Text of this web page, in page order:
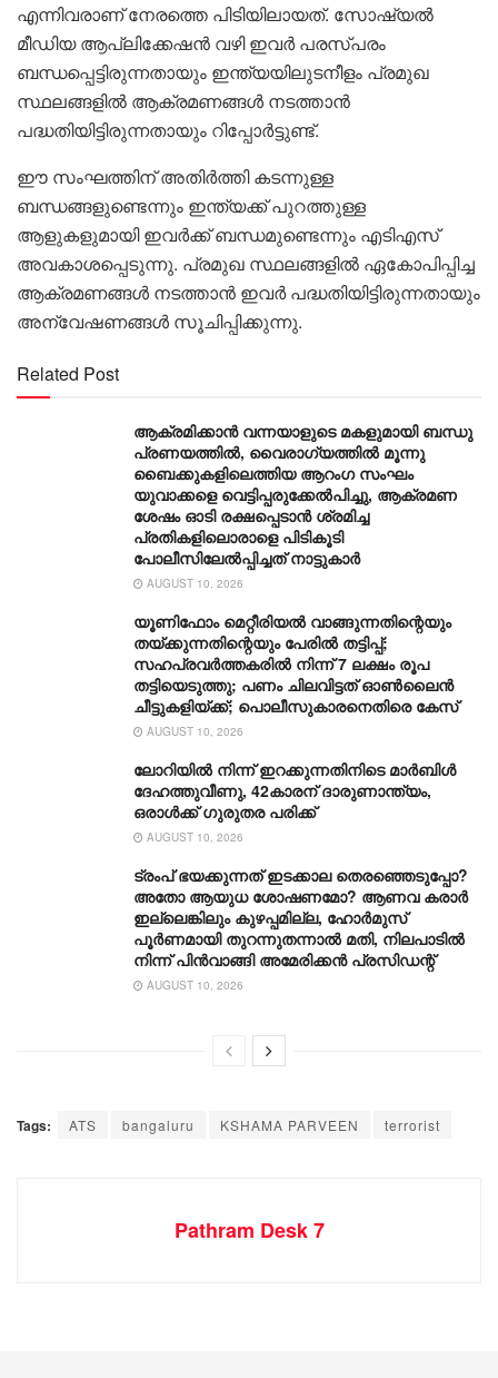
എന്നിവരാണ് നേരത്തെ പിടിയിലായത്. സോഷ്യൽ
മീഡിയ ആപ്ലിക്കേഷൻ വഴി ഇവർ പരസ്പരം
ബന്ധപ്പെട്ടിരുന്നതായും ഇന്ത്യയിലുടനീളം പ്രമുഖ
സ്ഥലങ്ങളിൽ ആക്രമണങ്ങൾ നടത്താൻ
പദ്ധതിയിട്ടിരുന്നതായും റിപ്പോർട്ടുണ്ട്.
ഈ സംഘത്തിന് അതിർത്തി കടന്നുള്ള
ബന്ധങ്ങളുണ്ടെന്നും ഇന്ത്യക്ക് പുറത്തുള്ള
ആളുകളുമായി ഇവർക്ക് ബന്ധമുണ്ടെന്നും എടിഎസ്
അവകാശപ്പെടുന്നു. പ്രമുഖ സ്ഥലങ്ങളിൽ ഏകോപിപ്പിച്ച
ആക്രമണങ്ങൾ നടത്താൻ ഇവർ പദ്ധതിയിട്ടിരുന്നതായും
അന്വേഷണങ്ങൾ സൂചിപ്പിക്കുന്നു.
Related Post
ആക്രമിക്കാൻ വന്നയാളുടെ മകളുമായി ബന്ധു
പ്രണയത്തിൽ, വൈരാ​ഗ്യത്തിൽ മൂന്നു
ബൈക്കുകളിലെത്തിയ ആറം​ഗ സംഘം
യുവാക്കളെ വെട്ടിപ്പരുക്കേൽപിച്ചു, ആക്രമണ
ശേഷം ഓടി രക്ഷപ്പെടാൻ ശ്രമിച്ച
പ്രതികളിലൊരാളെ പിടികൂടി
പോലീസിലേൽപ്പിച്ചത് നാട്ടുകാർ
AUGUST 10, 2026
യൂണിഫോം മെറ്റീരിയൽ വാങ്ങുന്നതിന്റെയും
തയ്ക്കുന്നതിന്റെയും പേരിൽ തട്ടിപ്പ്;
സഹപ്രവർത്തകരിൽ നിന്ന് 7 ലക്ഷം രൂപ
തട്ടിയെടുത്തു; പണം ചിലവിട്ടത് ഓൺലൈൻ
ചീട്ടുകളിയ്ക്ക്; പൊലീസുകാരനെതിരെ കേസ്
AUGUST 10, 2026
ലോറിയിൽ നിന്ന് ഇറക്കുന്നതിനിടെ മാർബിൾ
ദേഹത്തുവീണു, 42കാരന് ദാരുണാന്ത്യം,
ഒരാള്‍ക്ക് ഗുരുതര പരിക്ക്
AUGUST 10, 2026
ട്രംപ് ഭയക്കുന്നത് ഇടക്കാല തെരഞ്ഞെടുപ്പോ?
അതോ ആയുധ ശോഷണമോ? ആണവ കരാർ
ഇല്ലെങ്കിലും കുഴപ്പമില്ല, ഹോർമുസ്
പൂർണമായി തുറന്നുതന്നാൽ മതി, നിലപാടിൽ
നിന്ന് പിൻവാങ്ങി അമേരിക്കൻ പ്രസിഡന്റ്
AUGUST 10, 2026
Tags: ATS bangaluru KSHAMA PARVEEN terrorist
Pathram Desk 7